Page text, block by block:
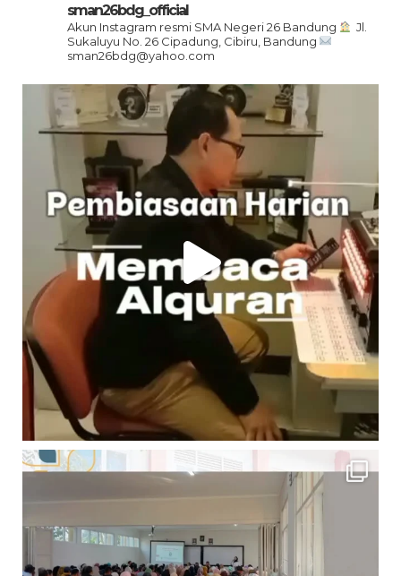
sman26bdg_official
Akun Instagram resmi SMA Negeri 26 Bandung
Jl.
Sukaluyu No. 26 Cipadung, Cibiru, Bandung
sman26bdg@yahoo.com